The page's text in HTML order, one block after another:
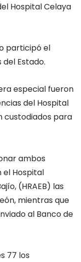
Hospital Celaya
participó el
Estado.
especial fueron
del Hospital
custodiados para
ambos
el Hospital
(HRAEB) las
mientras que
al Banco de
77 los